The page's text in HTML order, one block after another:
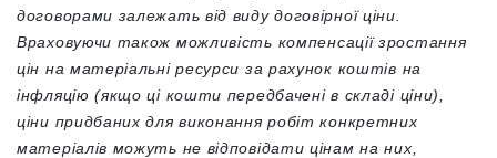
договорами залежать від виду договірної ціни.
Враховуючи також можливість компенсації зростання
цін на матеріальні ресурси за рахунок коштів на
інфляцію (якщо ці кошти передбачені в складі ціни),
ціни придбаних для виконання робіт конкретних
матеріалів можуть не відповідати цінам на них,